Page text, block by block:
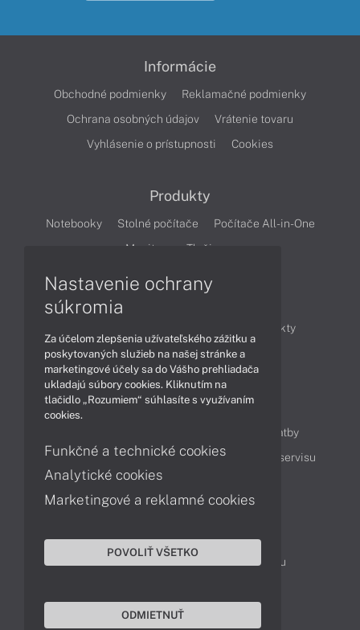
Informácie
Obchodné podmienky
Reklamačné podmienky
Ochrana osobných údajov
Vrátenie tovaru
Vyhlásenie o prístupnosti
Cookies
Produkty
Notebooky Stolné počítače
Počítače All-in-One
Monitory
Tlačiarne
Produkty
Technológie
Videá
Obsah
Možnosti doručenia a platby
Podpora a servis
Servisné služby Cenník servisu
Kontakty
043 4224 771
Obchodné oddelenie
Reklamácia tovaru
Nastavenie ochrany
súkromia
Za účelom zlepšenia užívateľského zážitku a
poskytovaných služieb na našej stránke a
marketingové účely sa do Vášho prehliadača
ukladajú súbory cookies. Kliknutím na
tlačidlo „Rozumiem“ súhlasíte s využívaním
cookies.
Funkčné a technické cookies
Analytické cookies
Marketingové a reklamné cookies
POVOLIŤ VŠETKO
ODMIETNUŤ